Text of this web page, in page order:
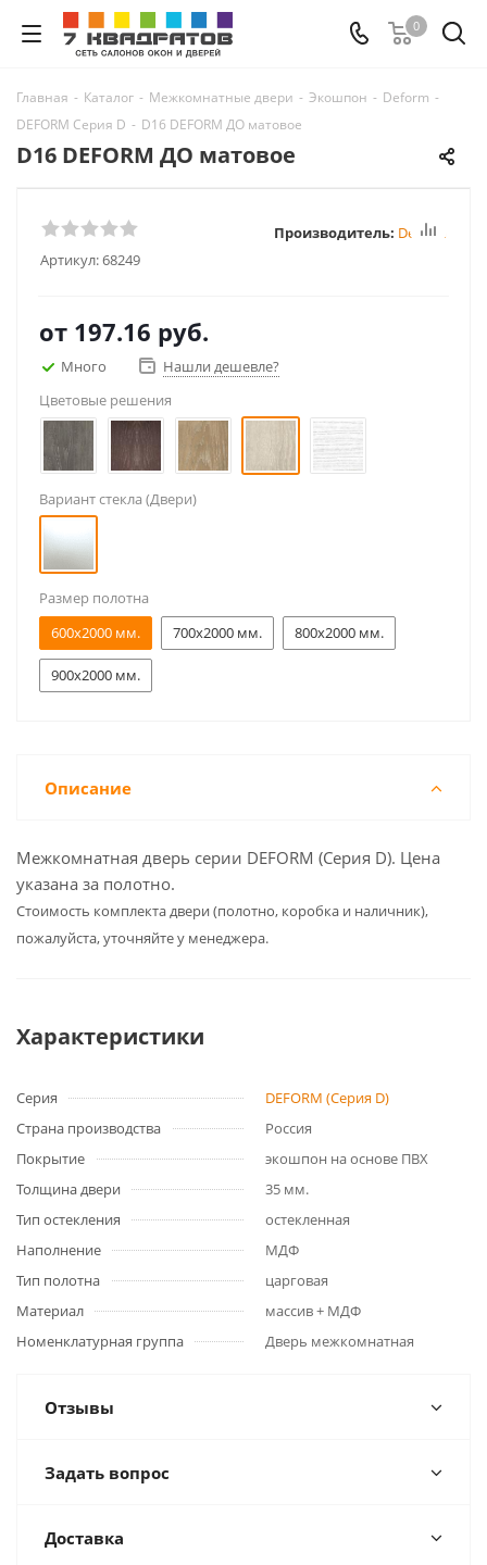
0
Главная - Каталог - Межкомнатные двери - Экошпон - Deform -
DEFORM Серия D - D16 DEFORM ДО матовое
D16 DEFORM ДО матовое
Артикул:68249
Производитель: Deform
от 197.16 руб.
Много
Нашли дешевле?
Цветовые решения
Вариант стекла (Двери)
Размер полотна
600x2000 мм.
700x2000 мм. 800x2000 мм.
900x2000 мм.
Описание
Межкомнатная дверь серии DEFORM (Серия D). Цена
указана за полотно.
Cтоимость комплекта двери (полотно, коробка и наличник),
пожалуйста, уточняйте у менеджера.
Характеристики
Серия
DEFORM (Серия D)
Страна производства
Россия
Покрытие
экошпон на основе ПВХ
Толщина двери
35 мм.
Тип остекления
остекленная
Наполнение
МДФ
Тип полотна
царговая
Материал
массив + МДФ
Номенклатурная группа
Дверь межкомнатная
Отзывы
Задать вопрос
Доставка